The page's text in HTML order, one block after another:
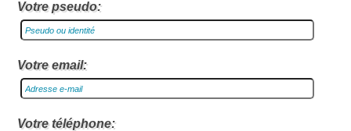
Votre pseudo:
Votre email:
Votre téléphone: